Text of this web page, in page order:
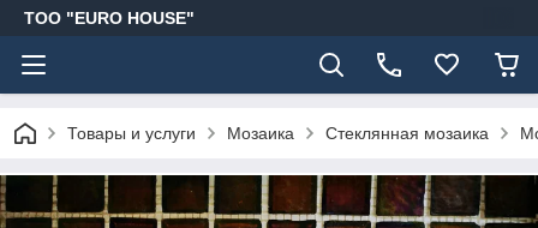
ТОО "EURO HOUSE"
Товары и услуги Мозаика Стеклянная мозаика